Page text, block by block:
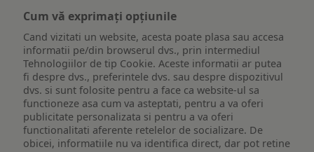
Cum vă exprimați opțiunile
Cand vizitati un website, acesta poate plasa sau accesa
informatii pe/din browserul dvs., prin intermediul
Tehnologiilor de tip Cookie. Aceste informatii ar putea
fi despre dvs., preferintele dvs. sau despre dispozitivul
dvs. si sunt folosite pentru a face ca website-ul sa
functioneze asa cum va asteptati, pentru a va oferi
publicitate personalizata si pentru a va oferi
functionalitati aferente retelelor de socializare. De
obicei, informatiile nu va identifica direct, dar pot retine